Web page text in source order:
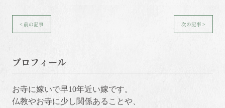
< 前の記事 次の記事 >
プロフィール
お寺に嫁いで早10年近い嫁です。
仏教やお寺に少し関係あることや、